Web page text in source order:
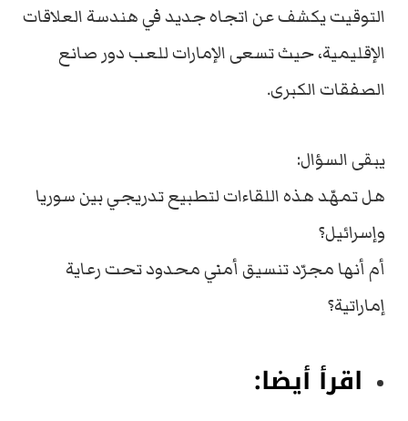
التوقيت يكشف عن اتجاه جديد في هندسة العلاقات
الإقليمية، حيث تسعى الإمارات للعب دور صانع
الصفقات الكبرى.
يبقى السؤال:
هل تمهّد هذه اللقاءات لتطبيع تدريجي بين سوريا
وإسرائيل؟
أم أنها مجرّد تنسيق أمني محدود تحت رعاية
إماراتية؟
اقرأ أيضا: